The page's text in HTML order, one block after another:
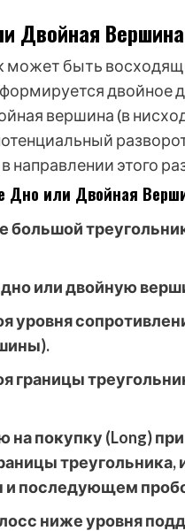
Двойная
может быть
формируется
вершина (в
направлении этого
Дно или Двойная
большой
или двойную
уровня
границы
на покупку (Long)
последующем
ниже уровня